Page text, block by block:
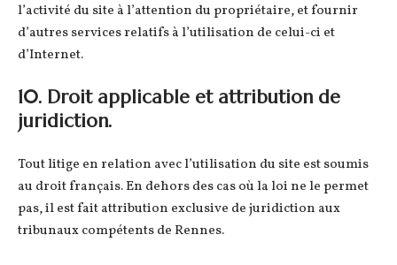
l’activité du site à l’attention du propriétaire, et fournir
d’autres services relatifs à l’utilisation de celui-ci et
d’Internet.
10. Droit applicable et attribution de
juridiction.
Tout litige en relation avec l’utilisation du site est soumis
au droit français. En dehors des cas où la loi ne le permet
pas, il est fait attribution exclusive de juridiction aux
tribunaux compétents de Rennes.